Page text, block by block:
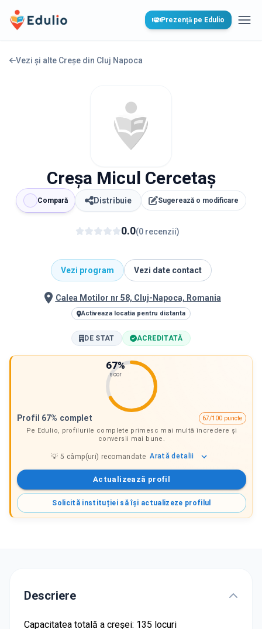
Edulio Prezență pe Edulio
Vezi și alte Creșe din Cluj Napoca
Creşa Micul Cercetaş
Compară Distribuie Sugerează o modificare
0.0(0 recenzii)
Vezi program Vezi date contact
Calea Motilor nr 58, Cluj-Napoca, Romania
Activeaza locatia pentru distanta
DE STAT ACREDITATĂ
67%
scor
Profil 67% complet
67/100 puncte
Pe Edulio, profilurile complete primesc mai multă încredere și
conversii mai bune.
💡5 câmp(uri) recomandate Arată detalii
Actualizează profil
Solicită instituției să își actualizeze profilul
Descriere
Capacitatea totală a creșei: 135 locuri